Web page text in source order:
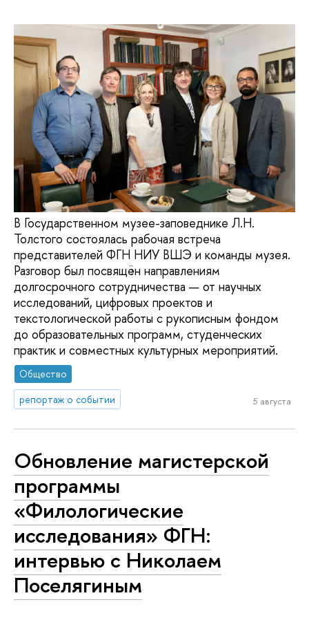
В Государственном музее-заповеднике Л.Н.
Толстого состоялась рабочая встреча
представителей ФГН НИУ ВШЭ и команды музея.
Разговор был посвящён направлениям
долгосрочного сотрудничества — от научных
исследований, цифровых проектов и
текстологической работы с рукописным фондом
до образовательных программ, студенческих
практик и совместных культурных мероприятий.
Общество
репортаж о событии
5 августа
Обновление магистерской
программы
«Филологические
исследования» ФГН:
интервью с Николаем
Поселягиным